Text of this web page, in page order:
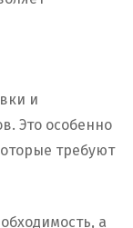
и
Это особенно
требуют
а